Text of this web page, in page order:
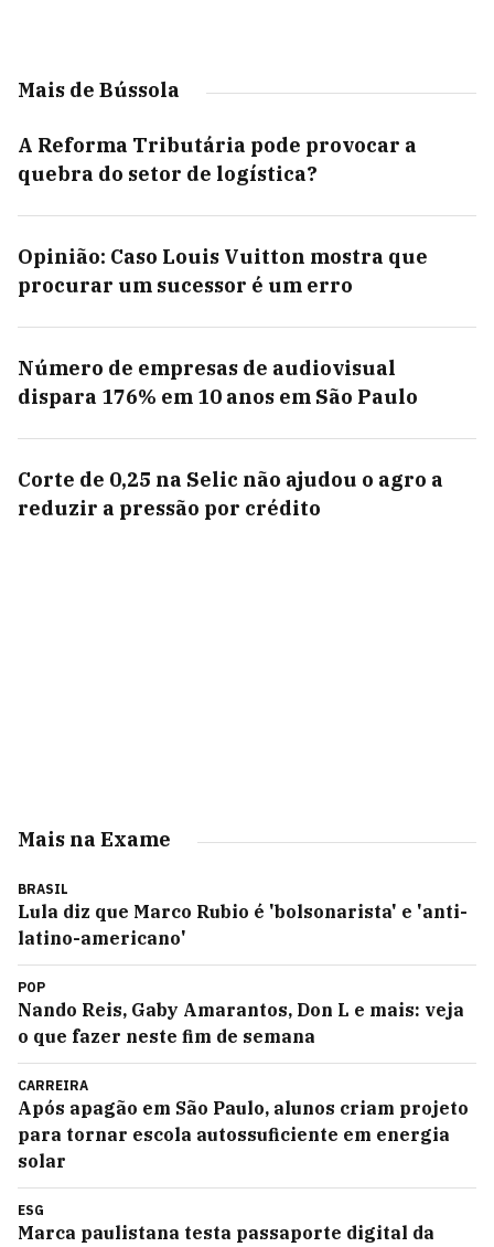
Mais de Bússola
A Reforma Tributária pode provocar a
quebra do setor de logística?
Opinião: Caso Louis Vuitton mostra que
procurar um sucessor é um erro
Número de empresas de audiovisual
dispara 176% em 10 anos em São Paulo
Corte de 0,25 na Selic não ajudou o agro a
reduzir a pressão por crédito
Mais na Exame
BRASIL
Lula diz que Marco Rubio é 'bolsonarista' e 'anti-
latino-americano'
POP
Nando Reis, Gaby Amarantos, Don L e mais: veja
o que fazer neste fim de semana
CARREIRA
Após apagão em São Paulo, alunos criam projeto
para tornar escola autossuficiente em energia
solar
ESG
Marca paulistana testa passaporte digital da